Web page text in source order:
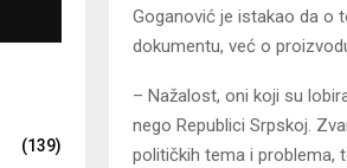
Goganović je istakao da o
dokumentu, već o
– Nažalost, oni koji su
nego Republici Srpskoj.
političkih tema i problema,
(139)